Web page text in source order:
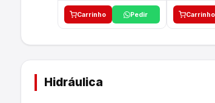
Carrinho Pedir Carrinho
Hidráulica